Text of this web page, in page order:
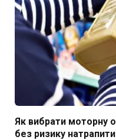
Як вибрати моторну
без ризику